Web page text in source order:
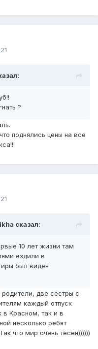
?
поднялись цены на все
сказал:
10 лет жизни там
ездили в
был виден
две сестры с
каждый отпуск
в Красном, так и в
несколько ребят
что мир очень тесен))))))